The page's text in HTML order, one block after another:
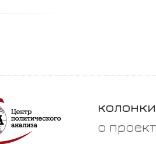
колонки
о